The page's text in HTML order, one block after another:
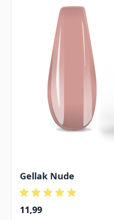
Gellak Nude
11,99